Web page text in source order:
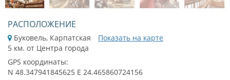
РАСПОЛОЖЕНИЕ
Буковель, Карпатская
Показать на карте
5 км. от Центра города
GPS координаты:
N 48.347941845625 E 24.465860724156